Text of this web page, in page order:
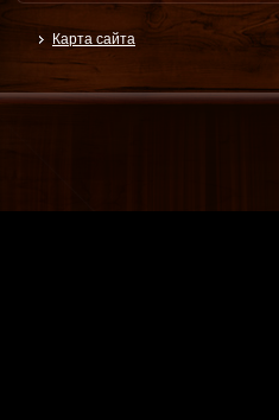
Карта сайта